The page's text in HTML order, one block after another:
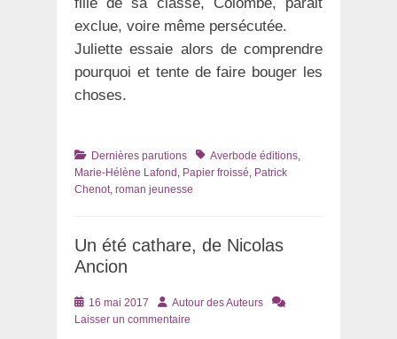
fille de sa classe, Colombe, parait
exclue, voire même persécutée.
Juliette essaie alors de comprendre
pourquoi et tente de faire bouger les
choses.
Catégories
Dernières parutions TagsAverbode éditions,
Marie-Hélène Lafond , Papier froissé, Patrick
Chenot, roman jeunesse
Un été cathare, de Nicolas
Ancion
Posté
le
16 mai 2017 AuteurAutour des Auteurs
Laisser un commentaire